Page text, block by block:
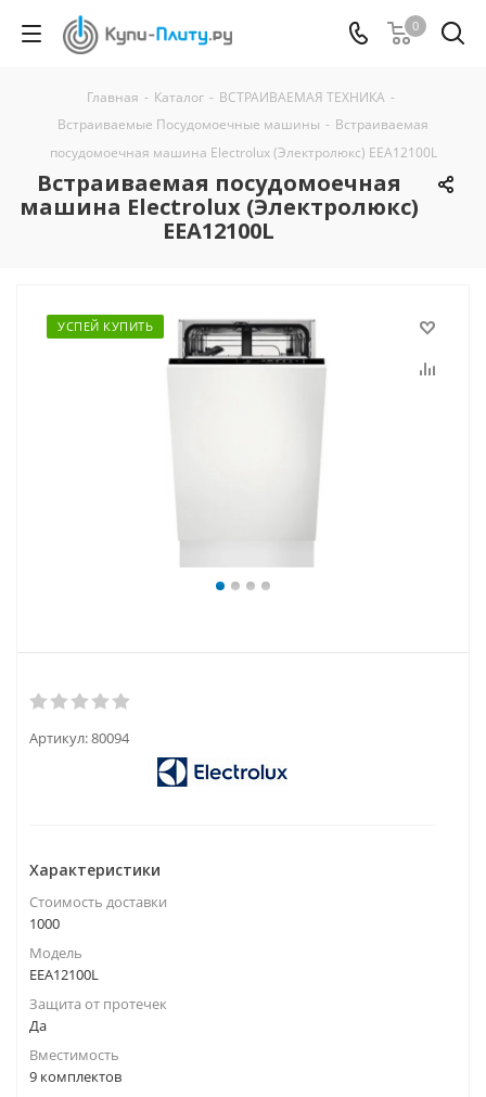
0
Главная - Каталог - ВСТРАИВАЕМАЯ ТЕХНИКА -
Встраиваемые Посудомоечные машины - Встраиваемая
посудомоечная машина Electrolux (Электролюкс) EEA12100L
Встраиваемая посудомоечная
машина Electrolux (Электролюкс)
EEA12100L
УСПЕЙ КУПИТЬ
Артикул:80094
Характеристики
Стоимость доставки
1000
Модель
EEA12100L
Защита от протечек
Да
Вместимость
9 комплектов